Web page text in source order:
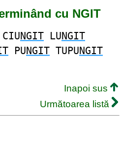
cu NGIT
CIUNGIT LUNGIT
PUNGIT TUPUNGIT
Inapoi sus
Următoarea listă